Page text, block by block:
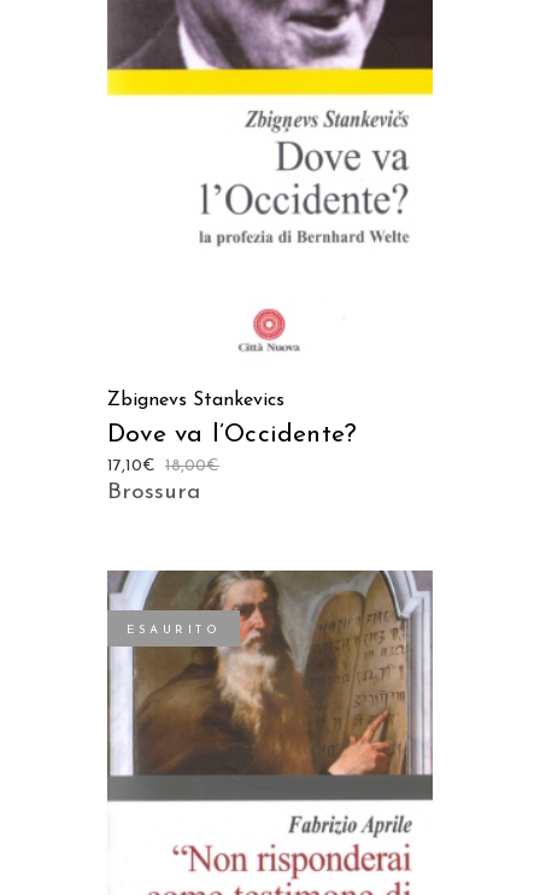
LEGGI TUTTO
Zbignevs Stankevics
Dove va l’Occidente?
18,00€
17,10€
Brossura
ESAURITO
LEGGI TUTTO